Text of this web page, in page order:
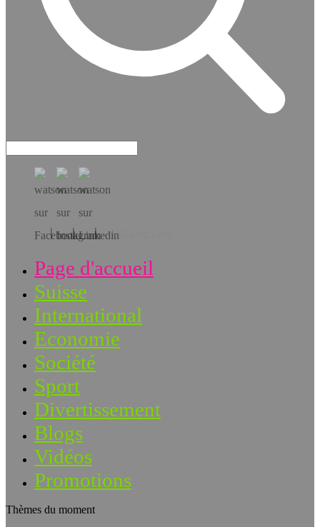
Téléchargez l’app!
Page d'accueil
Suisse
International
Economie
Société
Sport
Divertissement
Blogs
Vidéos
Promotions
Thèmes du moment